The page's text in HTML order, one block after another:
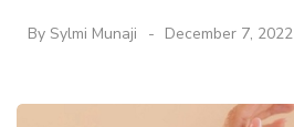
By Sylmi Munaji December 7, 2022